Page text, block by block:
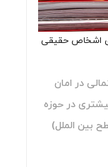
اشخاص حقیقی
در امان
در حوزه
بین الملل)